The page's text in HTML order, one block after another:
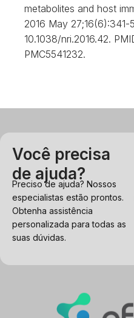
metabolites and host
2016 May 27;16(6):341-
10.1038/nri.2016.42.
PMC5541232.
Você precisa
de ajuda?
Preciso de ajuda? Nossos
especialistas estão prontos.
Obtenha assistência
personalizada para todas as
suas dúvidas.